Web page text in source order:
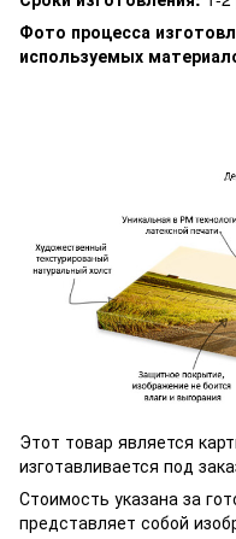
Фото процесса
используемых
Этот товар является
изготавливается под
Стоимость указана за
представляет собой